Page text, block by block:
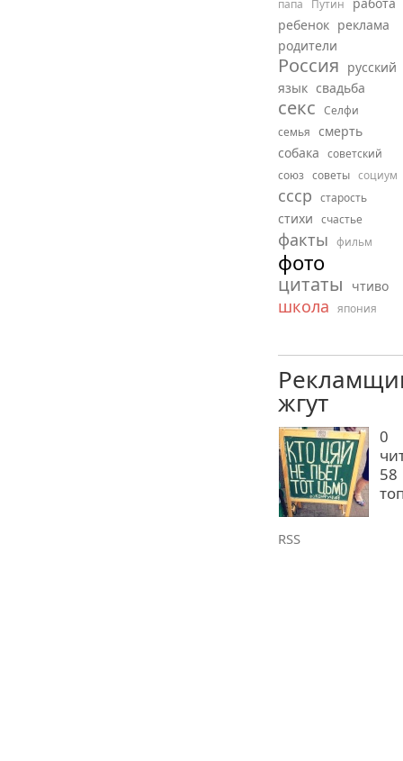
жгут
0
58
RSS
папа Путин
ребенок реклама
родители
Россия русский
язык свадьба
секс Селфи
семья смерть
собака советский
союз советы социум
ссср старость
стихи счастье
факты фильм
фото
цитаты чтиво
школа япония